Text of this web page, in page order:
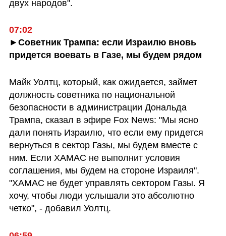
двух народов".
07:02
►Советник Трампа: если Израилю вновь
придется воевать в Газе, мы будем рядом
Майк Уолтц, который, как ожидается, займет
должность советника по национальной
безопасности в администрации Дональда
Трампа, сказал в эфире Fox News: "Мы ясно
дали понять Израилю, что если ему придется
вернуться в сектор Газы, мы будем вместе с
ним. Если ХАМАС не выполнит условия
соглашения, мы будем на стороне Израиля".
"ХАМАС не будет управлять сектором Газы. Я
хочу, чтобы люди услышали это абсолютно
четко", - добавил Уолтц.